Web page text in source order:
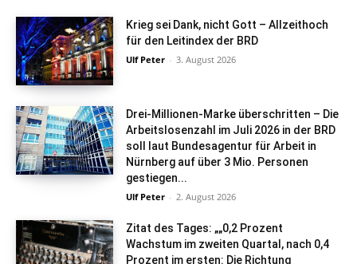
Krieg sei Dank, nicht Gott – Allzeithoch
für den Leitindex der BRD
Ulf Peter - 3. August 2026
Drei-Millionen-Marke überschritten – Die
Arbeitslosenzahl im Juli 2026 in der BRD
soll laut Bundesagentur für Arbeit in
Nürnberg auf über 3 Mio. Personen
gestiegen...
Ulf Peter - 2. August 2026
Zitat des Tages: „„0,2 Prozent
Wachstum im zweiten Quartal, nach 0,4
Prozent im ersten: Die Richtung